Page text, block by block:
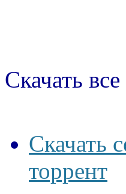
Скачать
Скачать
торрент